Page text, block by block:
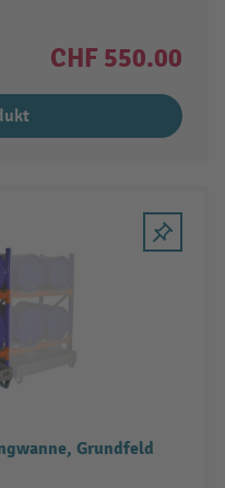
CHF 550.00
Grundfeld